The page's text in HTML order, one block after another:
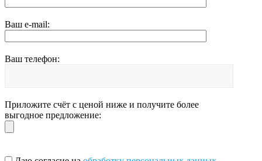
Ваш e-mail:
Ваш телефон:
Приложите счёт с ценой ниже и получите более
выгодное предложение: